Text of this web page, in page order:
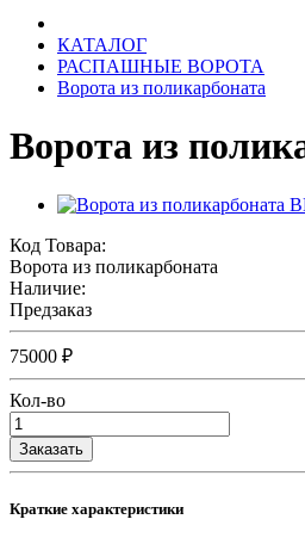
КАТАЛОГ
РАСПАШНЫЕ ВОРОТА
Ворота из поликарбоната
Ворота из
Код Товара:
Ворота из поликарбоната
Наличие:
Предзаказ
75000 ₽
Кол-во
Заказать
Краткие характеристики